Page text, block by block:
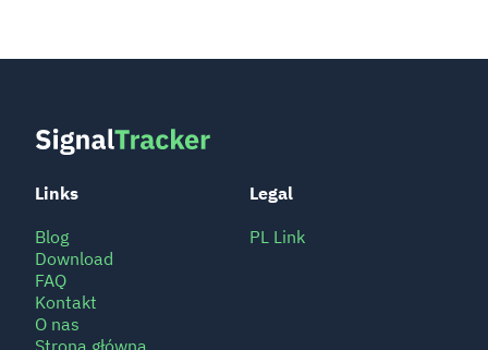
Links
Blog
Download
FAQ
Kontakt
O nas
Strona główna
Legal
PL Link